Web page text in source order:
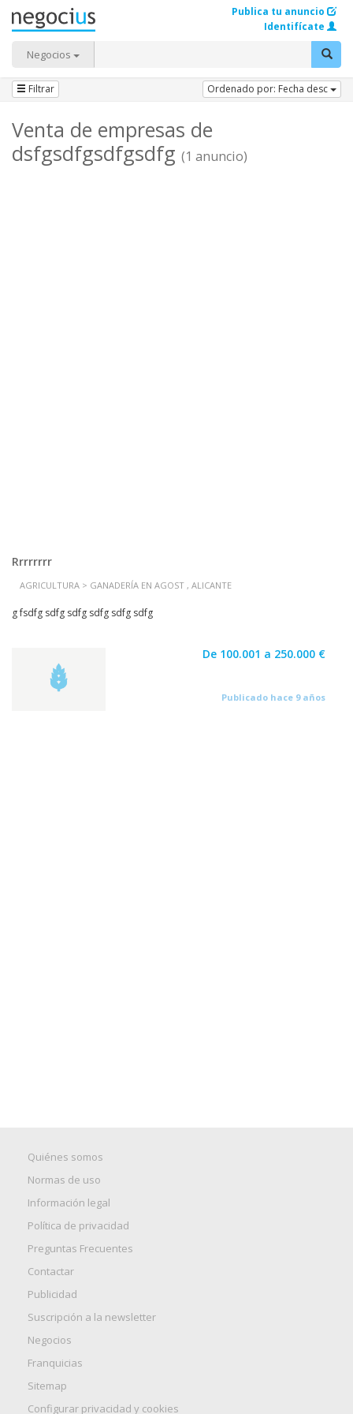
Negocios
Publica tu anuncio
Identifícate
Filtrar Ordenado por: Fecha desc
Venta de empresas de
dsfgsdfgsdfgsdfg (1 anuncio)
Rrrrrrrr
AGRICULTURA > GANADERÍA EN AGOST , ALICANTE
g fsdfg sdfg sdfg sdfg sdfg sdfg
De 100.001 a 250.000 €
Publicado hace 9 años
Quiénes somos
Normas de uso
Información legal
Política de privacidad
Preguntas Frecuentes
Contactar
Publicidad
Suscripción a la newsletter
Negocios
Franquicias
Sitemap
Configurar privacidad y cookies